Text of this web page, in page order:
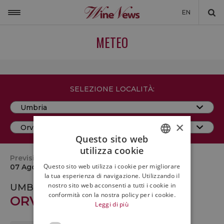
EN
NON SOLO VINO
LA CANTINA DI WINENEWS
DICONO DI NOI
WINENEWS TV
METEO
SELEZIONE LOCALITÀ:
Previsioni del tempo per oggi
07 Agosto ore 20:00
UMBRIA
ORVIETO (TR)
ENGLISH
×
Questo sito web
utilizza cookie
Questo sito web utilizza i cookie per migliorare
la tua esperienza di navigazione. Utilizzando il
nostro sito web acconsenti a tutti i cookie in
conformità con la nostra policy per i cookie.
Leggi di più